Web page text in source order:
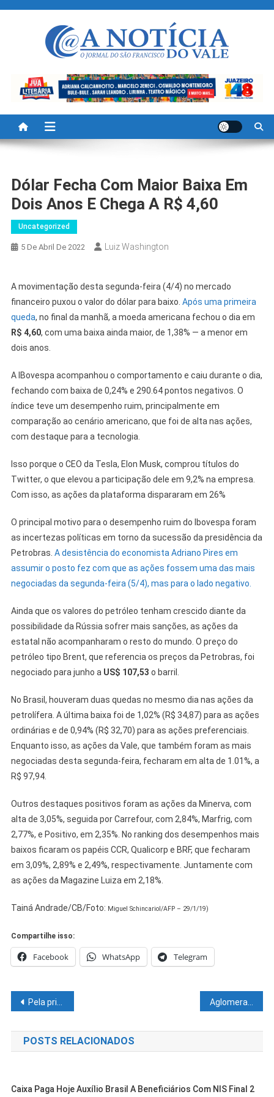
A Noticia Do Vale
Dólar Fecha Com Maior Baixa Em
Dois Anos E Chega A R$ 4,60
Uncategorized
5 De Abril De 2022 Luiz Washington
A movimentação desta segunda-feira (4/4) no mercado
financeiro puxou o valor do dólar para baixo. Após uma primeira
queda, no final da manhã, a moeda americana fechou o dia em
R$ 4,60, com uma baixa ainda maior, de 1,38% — a menor em
dois anos.
A IBovespa acompanhou o comportamento e caiu durante o dia,
fechando com baixa de 0,24% e 290.64 pontos negativos. O
índice teve um desempenho ruim, principalmente em
comparação ao cenário americano, que foi de alta nas ações,
com destaque para a tecnologia.
Isso porque o CEO da Tesla, Elon Musk, comprou títulos do
Twitter, o que elevou a participação dele em 9,2% na empresa.
Com isso, as ações da plataforma dispararam em 26%
O principal motivo para o desempenho ruim do Ibovespa foram
as incertezas políticas em torno da sucessão da presidência da
Petrobras. A desistência do economista Adriano Pires em
assumir o posto fez com que as ações fossem uma das mais
negociadas da segunda-feira (5/4), mas para o lado negativo.
Ainda que os valores do petróleo tenham crescido diante da
possibilidade da Rússia sofrer mais sanções, as ações da
estatal não acompanharam o resto do mundo. O preço do
petróleo tipo Brent, que referencia os preços da Petrobras, foi
negociado para junho a US$ 107,53 o barril.
No Brasil, houveram duas quedas no mesmo dia nas ações da
petrolífera. A última baixa foi de 1,02% (R$ 34,87) para as ações
ordinárias e de 0,94% (R$ 32,70) para as ações preferenciais.
Enquanto isso, as ações da Vale, que também foram as mais
negociadas desta segunda-feira, fecharam em alta de 1.01%, a
R$ 97,94.
Outros destaques positivos foram as ações da Minerva, com
alta de 3,05%, seguida por Carrefour, com 2,84%, Marfrig, com
2,77%, e Positivo, em 2,35%. No ranking dos desempenhos mais
baixos ficaram os papéis CCR, Qualicorp e BRF, que fecharam
em 3,09%, 2,89% e 2,49%, respectivamente. Juntamente com
as ações da Magazine Luiza em 2,18%.
Tainá Andrade/CB/Foto: Miguel Schincariol/AFP – 29/1/19)
Compartilhe isso:
Facebook WhatsApp Telegram
Navegação
de
Post
Pela primeira vez Bahia não registra casos de Covid-19 em 24 horas Aglomeração de pessoas e muita desorganização em frente ao Banco da Caixa Econômica
POSTS RELACIONADOS
Caixa Paga Hoje Auxílio Brasil A Beneficiários Com NIS Final 2